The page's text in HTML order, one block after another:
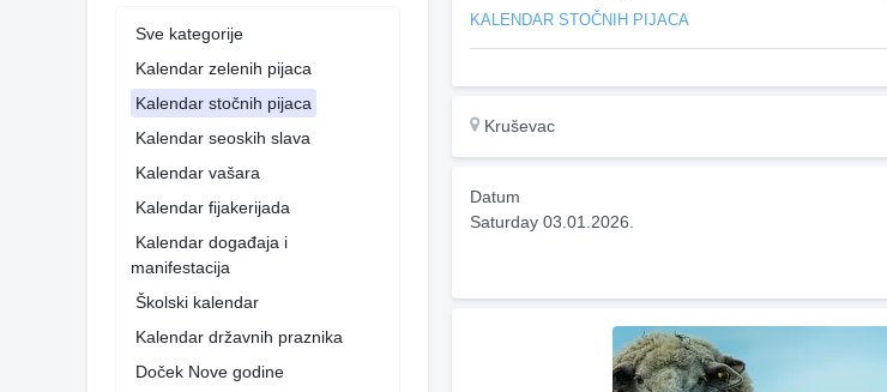
Sve kategorije
Kalendar zelenih pijaca
Kalendar stočnih pijaca
Kalendar seoskih slava
Kalendar vašara
Kalendar fijakerijada
Kalendar događaja i
manifestacija
Školski kalendar
Kalendar državnih praznika
Doček Nove godine
KALENDAR STOČNIH PIJACA
Kruševac
Datum
Saturday 03.01.2026.